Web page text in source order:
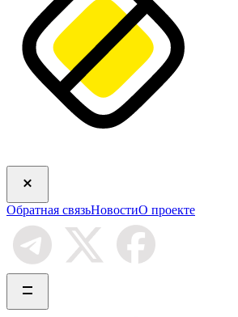
Обратная связьНовостиО проекте